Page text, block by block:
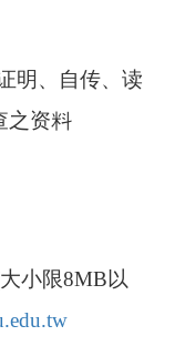
明、自传、读
之资料
小限8MB以